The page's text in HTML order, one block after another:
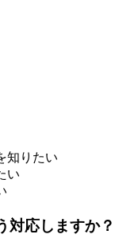
知りたい
い
対応しますか？